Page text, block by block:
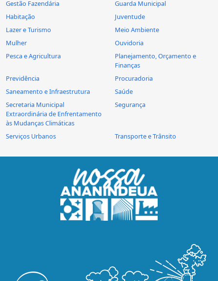
Gestão Fazendária
Guarda Municipal
Habitação
Juventude
Lazer e Turismo
Meio Ambiente
Mulher
Ouvidoria
Pesca e Agricultura
Planejamento, Orçamento e
Finanças
Previdência
Procuradoria
Saneamento e Infraestrutura
Saúde
Secretaria Municipal
Extraordinária de Enfrentamento
às Mudanças Climáticas
Segurança
Serviços Urbanos Transporte e Trânsito